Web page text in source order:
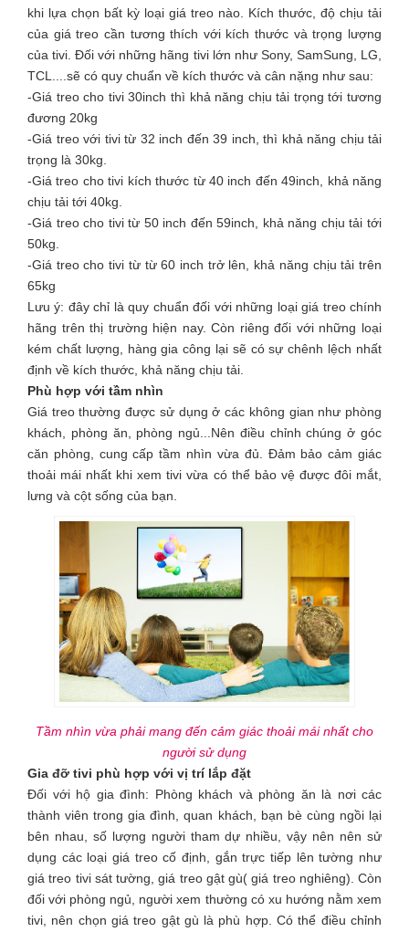
khi lựa chọn bất kỳ loại giá treo nào. Kích thước, độ chịu tải
của giá treo cần tương thích với kích thước và trọng lượng
của tivi. Đối với những hãng tivi lớn như Sony, SamSung, LG,
TCL....sẽ có quy chuẩn về kích thước và cân nặng như sau:
-Giá treo cho tivi 30inch thì khả năng chịu tải trọng tới tương
đương 20kg
-Giá treo với tivi từ 32 inch đến 39 inch, thì khả năng chịu tải
trọng là 30kg.
-Giá treo cho tivi kích thước từ 40 inch đến 49inch, khả năng
chịu tải tới 40kg.
-Giá treo cho tivi từ 50 inch đến 59inch, khả năng chịu tải tới
50kg.
-Giá treo cho tivi từ từ 60 inch trở lên, khả năng chịu tải trên
65kg
Lưu ý: đây chỉ là quy chuẩn đối với những loại giá treo chính
hãng trên thị trường hiện nay. Còn riêng đối với những loại
kém chất lượng, hàng gia công lại sẽ có sự chênh lệch nhất
định về kích thước, khả năng chịu tải.
Phù hợp với tầm nhìn
Giá treo thường được sử dụng ở các không gian như phòng
khách, phòng ăn, phòng ngủ...Nên điều chỉnh chúng ở góc
căn phòng, cung cấp tầm nhìn vừa đủ. Đảm bảo cảm giác
thoải mái nhất khi xem tivi vừa có thể bảo vệ được đôi mắt,
lưng và cột sống của bạn.
Tầm nhìn vừa phải mang đến cảm giác thoải mái nhất cho
người sử dụng
Gia đỡ tivi phù hợp với vị trí lắp đặt
Đối với hộ gia đình: Phòng khách và phòng ăn là nơi các
thành viên trong gia đình, quan khách, bạn bè cùng ngồi lại
bên nhau, số lượng người tham dự nhiều, vậy nên nên sử
dụng các loại giá treo cố định, gắn trực tiếp lên tường như
giá treo tivi sát tường, giá treo gật gù( giá treo nghiêng). Còn
đối với phòng ngủ, người xem thường có xu hướng nằm xem
tivi, nên chọn giá treo gật gù là phù hợp. Có thể điều chỉnh